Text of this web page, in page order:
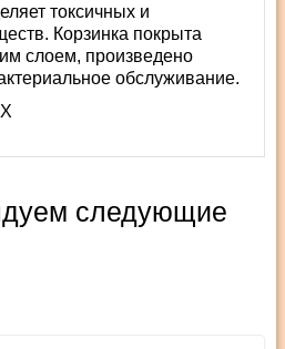
токсичных и
Корзинка покрыта
слоем, произведено
обслуживание.
следующие